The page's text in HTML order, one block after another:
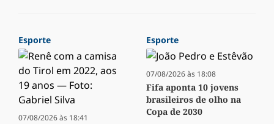
Esporte
07/08/2026 às 18:41
Esporte
07/08/2026 às 18:08
Fifa aponta 10 jovens
brasileiros de olho na
Copa de 2030